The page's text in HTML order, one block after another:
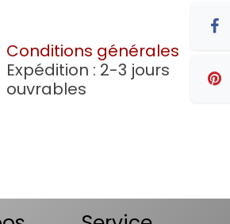
Conditions générales
Expédition : 2-3 jours
ouvrables